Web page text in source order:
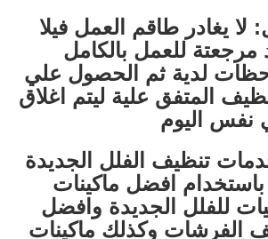
لا يغادر طاقم العمل فيلا
مرجعتة للعمل بالكامل
لدية ثم الحصول علي
المتفق علية ليتم اغلاق
نفس اليوم
تنظيف الفلل الجديدة
باستخدام افضل ماكينات
للفلل الجديدة وافضل
الفرشات وكذلك ماكينات